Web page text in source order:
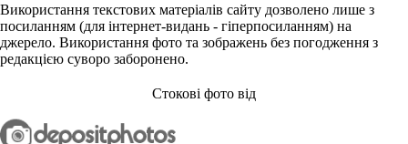
Використання текстових матеріалів сайту дозволено лише з
посиланням (для інтернет-видань - гіперпосиланням) на
джерело. Використання фото та зображень без погодження з
редакцією суворо заборонено.
Стокові фото від